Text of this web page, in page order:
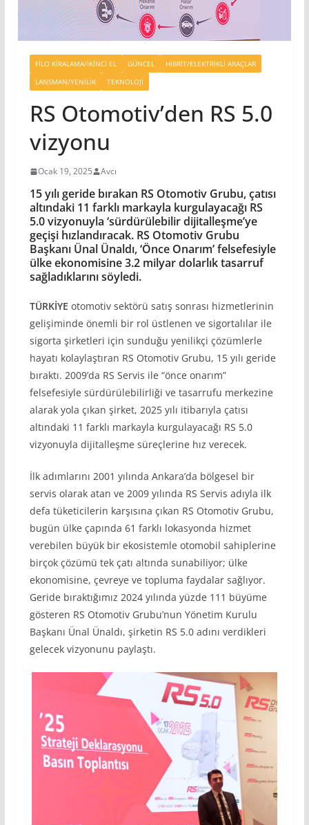
FILO KIRALAMA/İKINCI EL GÜNCEL
HIBRIT/ELEKTRIKLI ARAÇLAR
LANSMAN/YENILIK
TEKNOLOJI
RS Otomotiv’den RS 5.0
vizyonu
Ocak 19, 2025 Avcı
15 yılı geride bırakan RS Otomotiv Grubu, çatısı
altındaki 11 farklı markayla kurgulayacağı RS
5.0 vizyonuyla ‘sürdürülebilir dijitalleşme’ye
geçişi hızlandıracak. RS Otomotiv Grubu
Başkanı Ünal Ünaldı, ‘Önce Onarım’ felsefesiyle
ülke ekonomisine 3.2 milyar dolarlık tasarruf
sağladıklarını söyledi.
TÜRKİYE otomotiv sektörü satış sonrası hizmetlerinin
gelişiminde önemli bir rol üstlenen ve sigortalılar ile
sigorta şirketleri için sunduğu yenilikçi çözümlerle
hayatı kolaylaştıran RS Otomotiv Grubu, 15 yılı geride
bıraktı. 2009’da RS Servis ile “önce onarım”
felsefesiyle sürdürülebilirliği ve tasarrufu merkezine
alarak yola çıkan şirket, 2025 yılı itibarıyla çatısı
altındaki 11 farklı markayla kurgulayacağı RS 5.0
vizyonuyla dijitalleşme süreçlerine hız verecek.
İlk adımlarını 2001 yılında Ankara’da bölgesel bir
servis olarak atan ve 2009 yılında RS Servis adıyla ilk
defa tüketicilerin karşısına çıkan RS Otomotiv Grubu,
bugün ülke çapında 61 farklı lokasyonda hizmet
verebilen büyük bir ekosistemle otomobil sahiplerine
birçok çözümü tek çatı altında sunabiliyor; ülke
ekonomisine, çevreye ve topluma faydalar sağlıyor.
Geride bıraktığımız 2024 yılında yüzde 111 büyüme
gösteren RS Otomotiv Grubu’nun Yönetim Kurulu
Başkanı Ünal Ünaldı, şirketin RS 5.0 adını verdikleri
gelecek vizyonunu paylaştı.